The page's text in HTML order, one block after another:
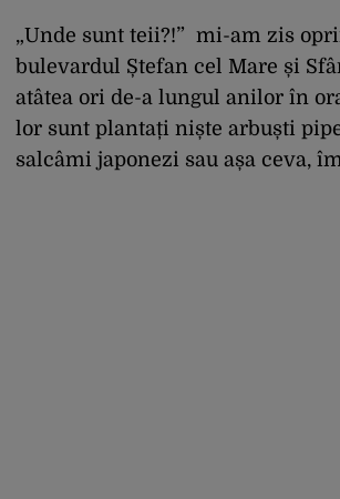
„Unde sunt teii?!” mi-am zis
bulevardul Ștefan cel Mare și
atâtea ori de-a lungul anilor în
lor sunt plantați niște arbuști
salcâmi japonezi sau așa ceva,